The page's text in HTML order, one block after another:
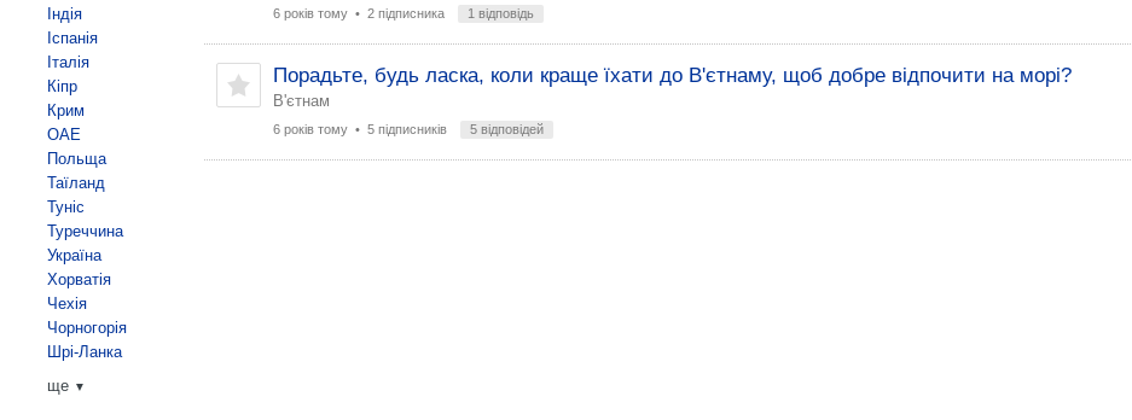
6 років тому• 2 підписника 1 відповідь
Порадьте, будь ласка, коли краще їхати до В'єтнаму, щоб добре відпочити на морі?
В'єтнам
6 років тому• 5 підписників 5 відповідей
Індія
Іспанія
Італія
Кіпр
Крим
ОАЕ
Польща
Таїланд
Туніс
Туреччина
Україна
Хорватія
Чехія
Чорногорія
Шрі-Ланка
ще ▼